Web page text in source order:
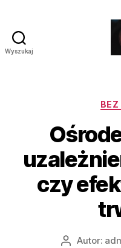
Wyszukaj
BEZ
czy
AutorAutor: